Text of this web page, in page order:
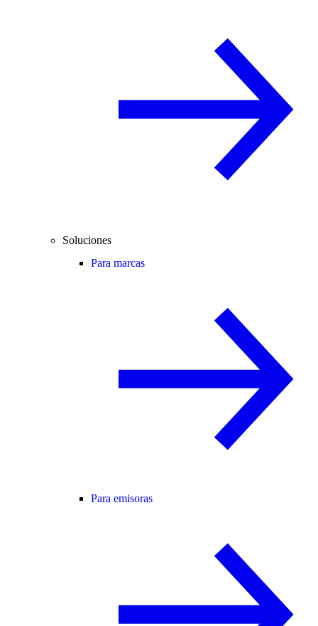
Soluciones
Para marcas
Para emisoras